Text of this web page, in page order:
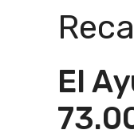
El